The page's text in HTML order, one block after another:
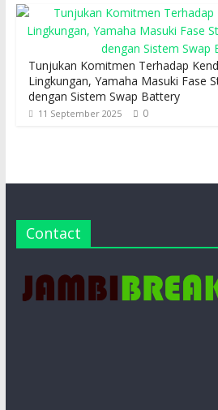
Tunjukan Komitmen Terhadap
Lingkungan, Yamaha Masuki Fase
dengan Sistem Swap Battery
11 September 2025 0
Contact